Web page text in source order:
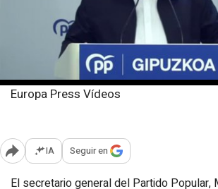
Europa Press Vídeos
Abrir opciones para compartir
IA Seguir en
El secretario general del Partido Popular,